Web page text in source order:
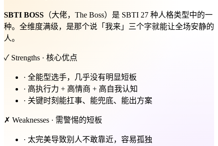
SBTI BOSS （大佬，The Boss）是 SBTI 27 种人格类型中的一
种。全维度满级，是那个说「我来」三个字就能让全场安静的
人。
✓ Strengths · 核心优点
· 全能型选手，几乎没有明显短板
· 高执行力 + 高情商 + 高自我认知
· 关键时刻能扛事、能兜底、能出方案
✗ Weaknesses · 需警惕的短板
· 太完美导致别人不敢靠近，容易孤独